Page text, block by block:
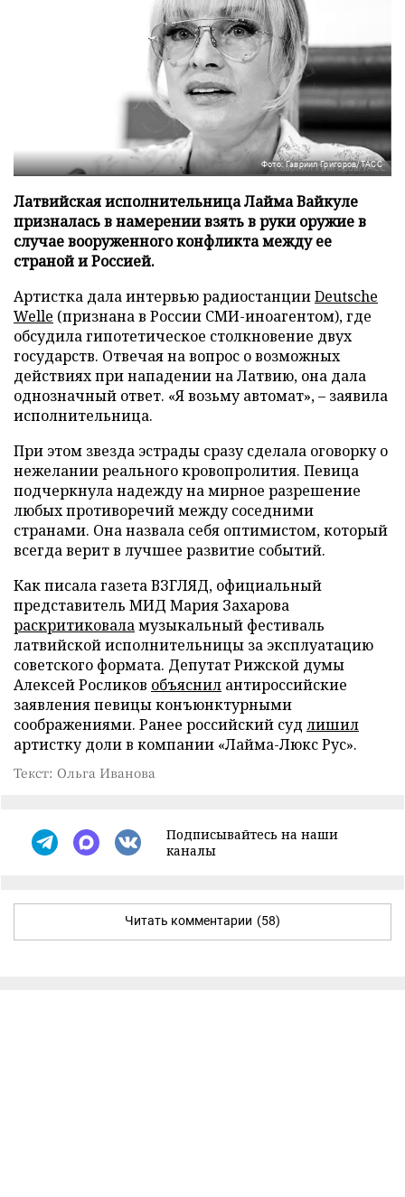
Фото: Гавриил Григоров/ТАСС
Латвийская исполнительница Лайма Вайкуле
призналась в намерении взять в руки оружие в
случае вооруженного конфликта между ее
страной и Россией.
Артистка дала интервью радиостанцииDeutsche
Welle (признана в России СМИ-иноагентом), где
обсудила гипотетическое столкновение двух
государств. Отвечая на вопрос о возможных
действиях при нападении на Латвию, она дала
однозначный ответ. «Я возьму автомат», – заявила
исполнительница.
При этом звезда эстрады сразу сделала оговорку о
нежелании реального кровопролития. Певица
подчеркнула надежду на мирное разрешение
любых противоречий между соседними
странами. Она назвала себя оптимистом, который
всегда верит в лучшее развитие событий.
Как писала газета ВЗГЛЯД, официальный
представитель МИД Мария Захарова
раскритиковаламузыкальный фестиваль
латвийской исполнительницы за эксплуатацию
советского формата. Депутат Рижской думы
Алексей Росликов объяснил антироссийские
заявления певицы конъюнктурными
соображениями. Ранее российский суд лишил
артистку доли в компании «Лайма-Люкс Рус».
Текст: Ольга Иванова
Подписывайтесь на наши
каналы
Читать комментарии (58)